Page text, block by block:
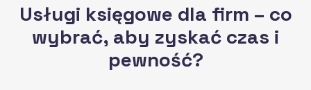
Usługi księgowe dla firm – co
wybrać, aby zyskać czas i
pewność?